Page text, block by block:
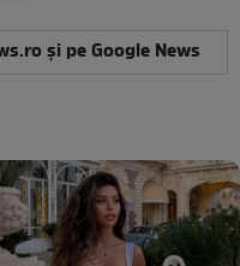
și pe Google News